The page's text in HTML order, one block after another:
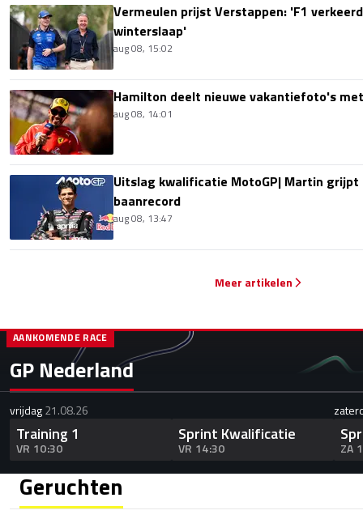
Vermeulen prijst Verstappen: 'F1
winterslaap'
aug 08, 15:02
Hamilton deelt nieuwe vakantiefoto's
aug 08, 14:01
Uitslag kwalificatie MotoGP| Martin
baanrecord
aug 08, 13:47
Meer artikelen
GP Nederland
AANKOMENDE RACE
vrijdag21.08.26
Training 1
VR 10:30
Sprint Kwalificatie
VR 14:30 ZA
Geruchten